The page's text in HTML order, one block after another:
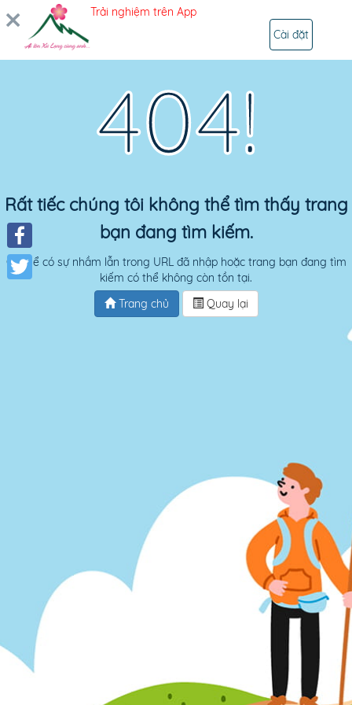
Facebook
404!
Rất tiếc chúng tôi không thể tìm thấy trang
bạn đang tìm kiếm.
Có thể có sự nhầm lẫn trong URL đã nhập hoặc trang bạn đang tìm
kiếm có thể không còn tồn tại.
Trang chủ
Quay lại
Trải nghiệm trên App
Cài đặt